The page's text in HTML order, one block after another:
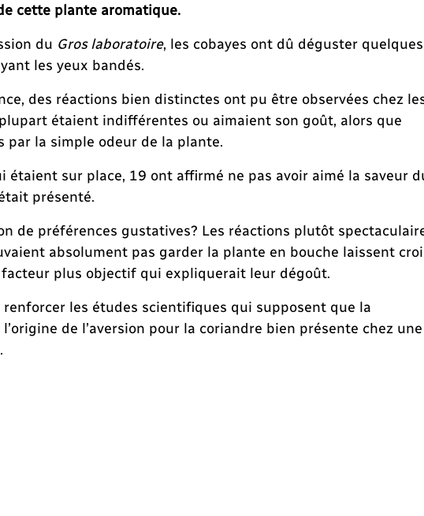
cette plante aromatique.
du Gros laboratoire, les cobayes ont dû déguster quelques
les yeux bandés.
des réactions bien distinctes ont pu être observées chez
étaient indifférentes ou aimaient son goût, alors que
la simple odeur de la plante.
étaient sur place, 19 ont affirmé ne pas avoir aimé la saveur
présenté.
de préférences gustatives? Les réactions plutôt
absolument pas garder la plante en bouche laissent
plus objectif qui expliquerait leur dégoût.
renforcer les études scientifiques qui supposent que la
de l’aversion pour la coriandre bien présente chez une